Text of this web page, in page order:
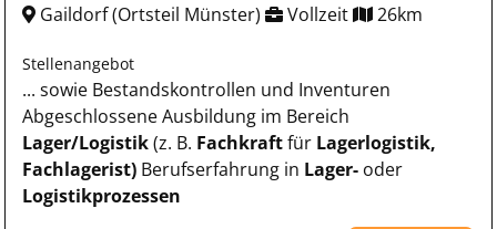
Gaildorf (Ortsteil Münster) Vollzeit 26km
Stellenangebot
... sowie Bestandskontrollen und Inventuren
Abgeschlossene Ausbildung im Bereich
Lager/Logistik(z. B. Fachkraftfür Lagerlogistik,
Fachlagerist) Berufserfahrung in Lager- oder
Logistikprozessen